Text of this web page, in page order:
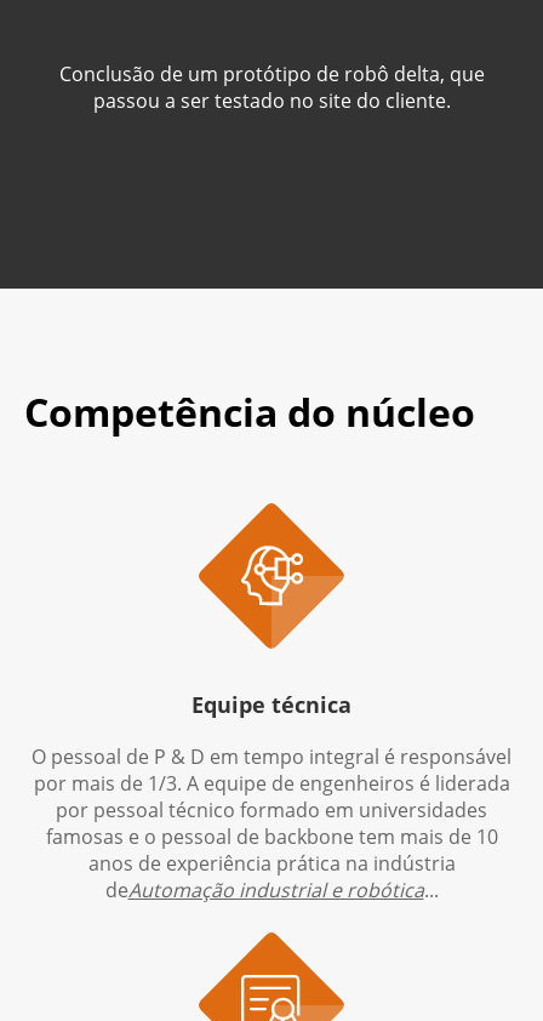
Conclusão de um protótipo de robô delta, que
passou a ser testado no site do cliente.
Competência do núcleo

Equipe técnica
O pessoal de P & D em tempo integral é responsável
por mais de 1/3. A equipe de engenheiros é liderada
por pessoal técnico formado em universidades
famosas e o pessoal de backbone tem mais de 10
anos de experiência prática na indústria
deAutomação industrial e robótica...
